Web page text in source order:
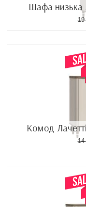
Шафа низька
19
Комод
14